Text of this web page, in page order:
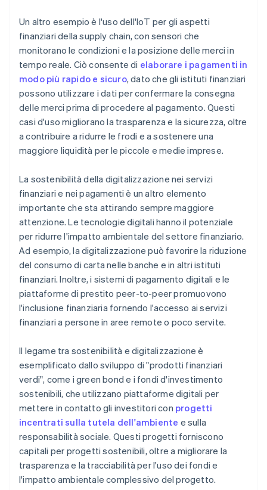
Un altro esempio è l'uso dell'IoT per gli aspetti
finanziari della supply chain, con sensori che
monitorano le condizioni e la posizione delle merci in
tempo reale. Ciò consente di elaborare i pagamenti in
modo più rapido e sicuro, dato che gli istituti finanziari
possono utilizzare i dati per confermare la consegna
delle merci prima di procedere al pagamento. Questi
casi d'uso migliorano la trasparenza e la sicurezza, oltre
a contribuire a ridurre le frodi e a sostenere una
maggiore liquidità per le piccole e medie imprese.
La sostenibilità della digitalizzazione nei servizi
finanziari e nei pagamenti è un altro elemento
importante che sta attirando sempre maggiore
attenzione. Le tecnologie digitali hanno il potenziale
per ridurre l'impatto ambientale del settore finanziario.
Ad esempio, la digitalizzazione può favorire la riduzione
del consumo di carta nelle banche e in altri istituti
finanziari. Inoltre, i sistemi di pagamento digitali e le
piattaforme di prestito peer-to-peer promuovono
l'inclusione finanziaria fornendo l'accesso ai servizi
finanziari a persone in aree remote o poco servite.
Il legame tra sostenibilità e digitalizzazione è
esemplificato dallo sviluppo di "prodotti finanziari
verdi", come i green bond e i fondi d'investimento
sostenibili, che utilizzano piattaforme digitali per
mettere in contatto gli investitori con progetti
incentrati sulla tutela dell'ambiente e sulla
responsabilità sociale. Questi progetti forniscono
capitali per progetti sostenibili, oltre a migliorare la
trasparenza e la tracciabilità per l'uso dei fondi e
l'impatto ambientale complessivo del progetto.